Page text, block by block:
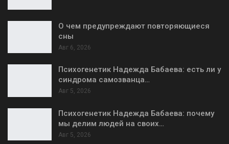
О чем предупреждают повторяющиеся
сны
Авг 6, 2026
Психогенетик Надежда Бабаева: есть ли у
синдрома самозванца…
Авг 5, 2026
Психогенетик Надежда Бабаева: почему
мы делим людей на своих…
Авг 5, 2026